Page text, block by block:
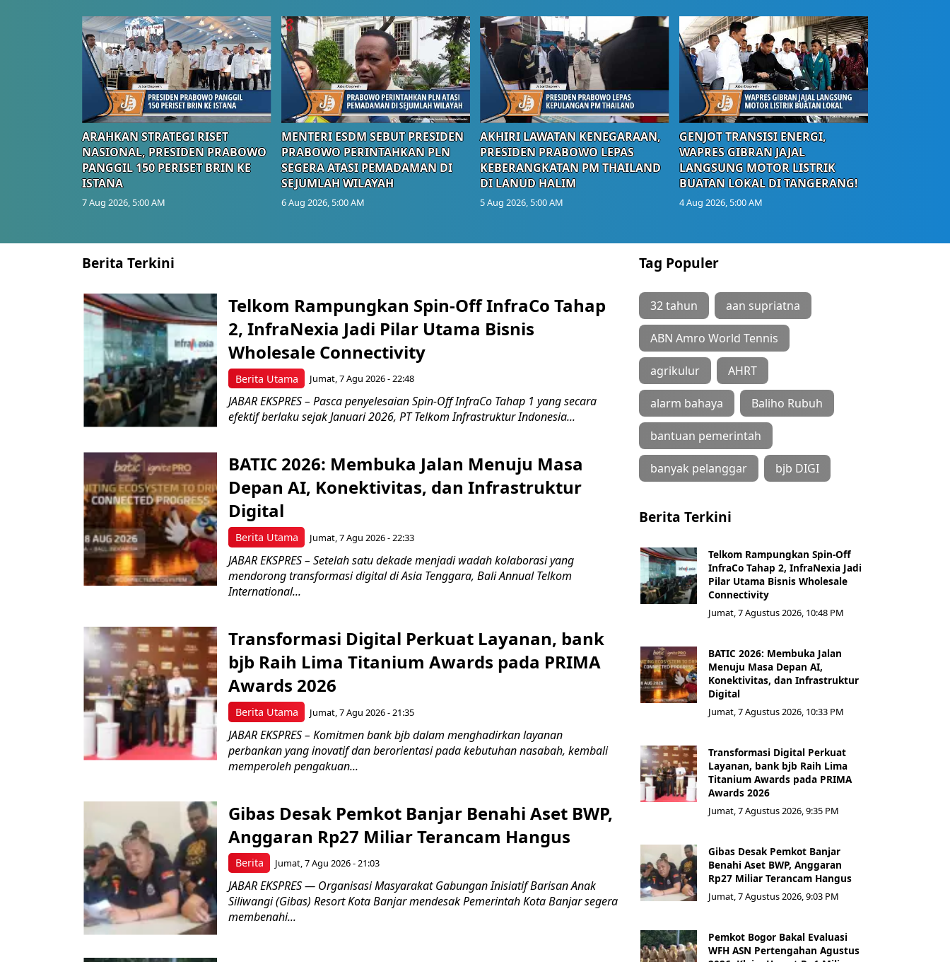
ARAHKAN STRATEGI RISET
NASIONAL, PRESIDEN PRABOWO
PANGGIL 150 PERISET BRIN KE
ISTANA
7 Aug 2026, 5:00 AM
MENTERI ESDM SEBUT PRESIDEN
PRABOWO PERINTAHKAN PLN
SEGERA ATASI PEMADAMAN DI
SEJUMLAH WILAYAH
6 Aug 2026, 5:00 AM
AKHIRI LAWATAN KENEGARAAN,
PRESIDEN PRABOWO LEPAS
KEBERANGKATAN PM THAILAND
DI LANUD HALIM
5 Aug 2026, 5:00 AM
GENJOT TRANSISI ENERGI,
WAPRES GIBRAN JAJAL
LANGSUNG MOTOR LISTRIK
BUATAN LOKAL DI TANGERANG!
4 Aug 2026, 5:00 AM
Berita Terkini
Berita Utama
Telkom Rampungkan Spin-Off InfraCo Tahap
2, InfraNexia Jadi Pilar Utama Bisnis
Wholesale Connectivity
Jumat, 7 Agu 2026 - 22:48
JABAR EKSPRES – Pasca penyelesaian Spin-Off InfraCo Tahap 1 yang secara
efektif berlaku sejak Januari 2026, PT Telkom Infrastruktur Indonesia...
Berita Utama
BATIC 2026: Membuka Jalan Menuju Masa
Depan AI, Konektivitas, dan Infrastruktur
Digital
Jumat, 7 Agu 2026 - 22:33
JABAR EKSPRES – Setelah satu dekade menjadi wadah kolaborasi yang
mendorong transformasi digital di Asia Tenggara, Bali Annual Telkom
International...
Berita Utama
Transformasi Digital Perkuat Layanan, bank
bjb Raih Lima Titanium Awards pada PRIMA
Awards 2026
Jumat, 7 Agu 2026 - 21:35
JABAR EKSPRES – Komitmen bank bjb dalam menghadirkan layanan
perbankan yang inovatif dan berorientasi pada kebutuhan nasabah, kembali
memperoleh pengakuan...
Berita
Gibas Desak Pemkot Banjar Benahi Aset BWP,
Anggaran Rp27 Miliar Terancam Hangus
Jumat, 7 Agu 2026 - 21:03
JABAR EKSPRES — Organisasi Masyarakat Gabungan Inisiatif Barisan Anak
Siliwangi (Gibas) Resort Kota Banjar mendesak Pemerintah Kota Banjar segera
membenahi...
Tag Populer
32 tahun aan supriatna
ABN Amro World Tennis
agrikulur AHRT
alarm bahaya Baliho Rubuh
bantuan pemerintah
banyak pelanggar bjb DIGI
Berita Terkini
Telkom Rampungkan Spin-Off
InfraCo Tahap 2, InfraNexia Jadi
Pilar Utama Bisnis Wholesale
Connectivity
Jumat, 7 Agustus 2026, 10:48 PM
BATIC 2026: Membuka Jalan
Menuju Masa Depan AI,
Konektivitas, dan Infrastruktur
Digital
Jumat, 7 Agustus 2026, 10:33 PM
Transformasi Digital Perkuat
Layanan, bank bjb Raih Lima
Titanium Awards pada PRIMA
Awards 2026
Jumat, 7 Agustus 2026, 9:35 PM
Gibas Desak Pemkot Banjar
Benahi Aset BWP, Anggaran
Rp27 Miliar Terancam Hangus
Jumat, 7 Agustus 2026, 9:03 PM
Pemkot Bogor Bakal Evaluasi
WFH ASN Pertengahan Agustus